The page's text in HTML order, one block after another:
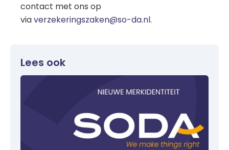
contact met ons op
viaverzekeringszaken@so-da.nl.
Lees ook